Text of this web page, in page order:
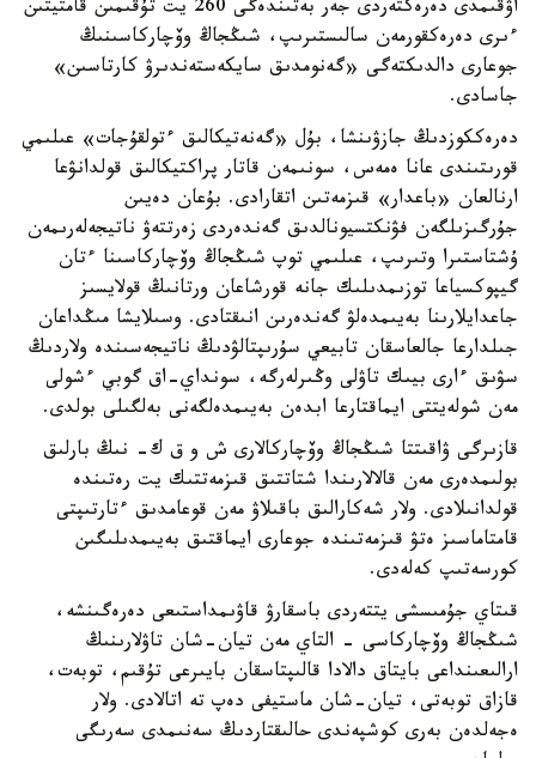
اۋقىمدى دەرەكتەردى جەر بەتىندەگى 260 يت تۇقىمىن قامتيتىن
ءىرى دەرەكقورمەن سالىستىرىپ، شىڭجاڭ وۆچاركاسىنىڭ
جوعارى دالدىكتەگى «گەنومدىق سايكەستەندىرۋ كارتاسىن»
جاسادى.
دەرەككوزدىڭ جازۋىنشا، بۇل «گەنەتيكالىق ءتولقۇجات» عىلىمي
قورىتىندى عانا ەمەس، سونىمەن قاتار پراكتيكالىق قولدانۋعا
ارنالعان «باعدار» قىزمەتىن اتقارادى. بۇعان دەيىن
جۇرگىزىلگەن فۋنكتسيونالدىق گەندەردى زەرتتەۋ ناتيجەلەرىمەن
ۇشتاستىرا وتىرىپ، عىلىمي توپ شىڭجاڭ وۆچاركاسىنا ءتان
گيپوكسياعا توزىمدىلىك جانە قورشاعان ورتانىڭ قولايسىز
جاعدايلارىنا بەيىمدەلۋ گەندەرىن انىقتادى. وسىلايشا مىڭداعان
جىلدارعا جالعاسقان تابيعي سۇرىپتالۋدىڭ ناتيجەسىندە ولاردىڭ
سۋىق ءارى بيىك تاۋلى وڭىرلەرگە، سونداي-اق گوبي ءشولى
مەن شولەيتتى ايماقتارعا ابدەن بەيىمدەلگەنى بەلگىلى بولدى.
قازىرگى ۋاقىتتا شىڭجاڭ وۆچاركالارى ش و ق ك- نىڭ بارلىق
بولىمدەرى مەن قالالارىندا شتاتتىق قىزمەتتىك يت رەتىندە
قولدانىلادى. ولار شەكارالىق باقىلاۋ مەن قوعامدىق ءتارتىپتى
قامتاماسىز ەتۋ قىزمەتىندە جوعارى ايماقتىق بەيىمدىلىگىن
كورسەتىپ كەلەدى.
قىتاي جۇمىسشى يتتەردى باسقارۋ قاۋىمداستىعى دەرەگىنشە،
شىڭجاڭ وۆچاركاسى - التاي مەن تيان-شان تاۋلارىنىڭ
ارالىعىنداعى بايتاق دالادا قالىپتاسقان بايىرعى تۇقىم، توبەت،
قازاق توبەتى، تيان-شان ماستيفى دەپ تە اتالادى. ولار
ەجەلدەن بەرى كوشپەندى حالىقتاردىڭ سەنىمدى سەرىگى